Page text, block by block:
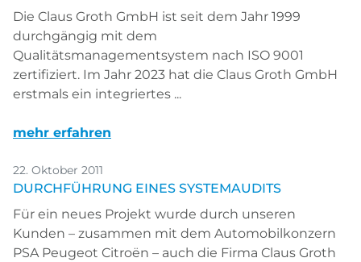
Die Claus Groth GmbH ist seit dem Jahr 1999
durchgängig mit dem
Qualitätsmanagementsystem nach ISO 9001
zertifiziert. Im Jahr 2023 hat die Claus Groth GmbH
erstmals ein integriertes ...
mehr erfahren
22. Oktober 2011
DURCHFÜHRUNG EINES SYSTEMAUDITS
Für ein neues Projekt wurde durch unseren
Kunden – zusammen mit dem Automobilkonzern
PSA Peugeot Citroën – auch die Firma Claus Groth